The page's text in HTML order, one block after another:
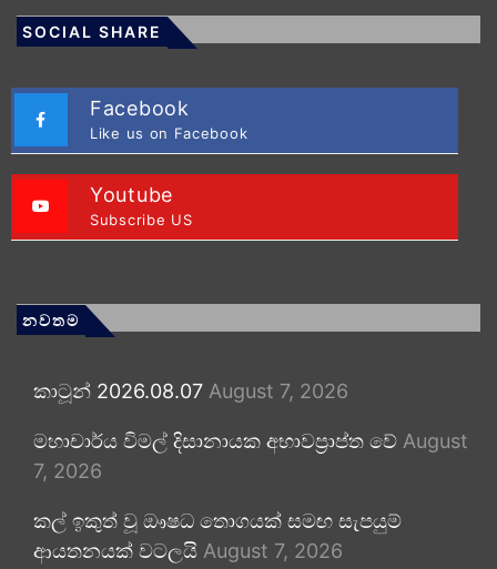
SOCIAL SHARE
Facebook
Like us on Facebook
Youtube
Subscribe US
නවතම
කාටූන් 2026.08.07 August 7, 2026
මහාචාර්ය විමල් දිසානායක අභාවප්‍රාප්ත වේ August
7, 2026
කල් ඉකුත් වූ ඖෂධ තොගයක් සමඟ සැපයුම්
ආයතනයක් වටලයි August 7, 2026